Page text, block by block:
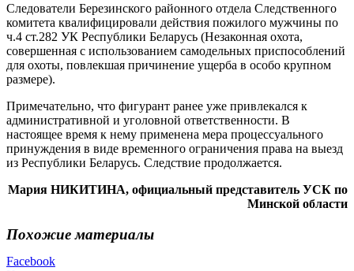
Следователи Березинского районного отдела Следственного
комитета квалифицировали действия пожилого мужчины по
ч.4 ст.282 УК Республики Беларусь (Незаконная охота,
совершенная с использованием самодельных приспособлений
для охоты, повлекшая причинение ущерба в особо крупном
размере).
Примечательно, что фигурант ранее уже привлекался к
административной и уголовной ответственности. В
настоящее время к нему применена мера процессуального
принуждения в виде временного ограничения права на выезд
из Республики Беларусь. Следствие продолжается.
Мария НИКИТИНА, официальный представитель УСК по
Минской области
Похожие материалы
Facebook